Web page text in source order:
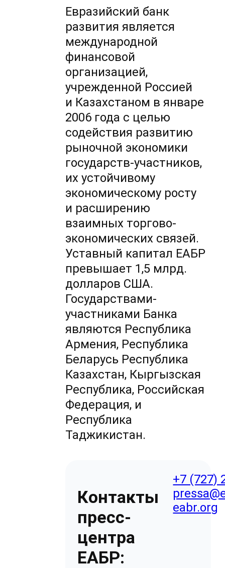
Евразийский банк
развития является
международной
финансовой
организацией,
учрежденной Россией
и Казахстаном в январе
2006 года с целью
содействия развитию
рыночной экономики
государств-участников,
их устойчивому
экономическому росту
и расширению
взаимных торгово-
экономических связей.
Уставный капитал ЕАБР
превышает 1,5 млрд.
долларов США.
Государствами-
участниками Банка
являются Республика
Армения, Республика
Беларусь Республика
Казахстан, Кыргызская
Республика, Российская
Федерация, и
Республика
Таджикистан.
Контакты
пресс-
центра
ЕАБР:
+7 (727)
eabr.org